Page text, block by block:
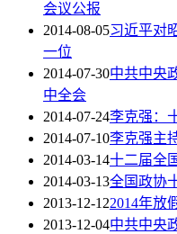
会议公报
2014-08-05习近平对
一位
2014-07-30中共中央
中全会
2014-07-24李克强：
2014-07-10李克强主
2014-03-14十二届全
2014-03-13全国政协
2013-12-122014年放
2013-12-04中共中央